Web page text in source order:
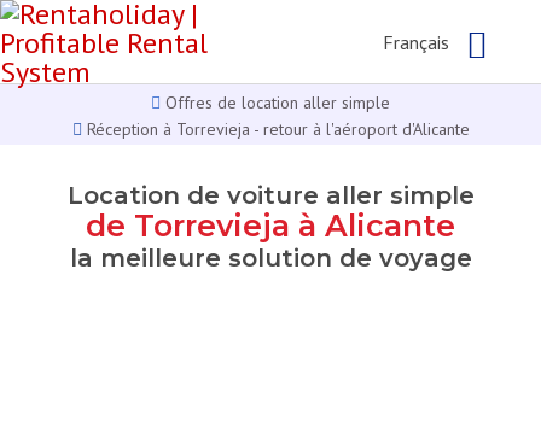
Français
Offres de location aller simple
Réception à Torrevieja - retour à l'aéroport d'Alicante
Location de voiture aller simple
de Torrevieja à Alicante
la meilleure solution de voyage